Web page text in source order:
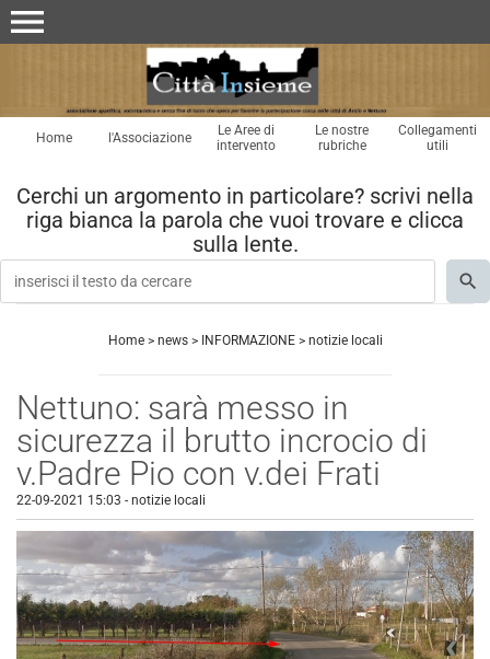
menu
Home l'Associazione
Le Aree di
intervento
Le nostre
rubriche
Collegamenti
utili
Cerchi un argomento in particolare? scrivi nella
riga bianca la parola che vuoi trovare e clicca
sulla lente.
Home> news> INFORMAZIONE> notizie locali
Nettuno: sarà messo in
sicurezza il brutto incrocio di
v.Padre Pio con v.dei Frati
22-09-2021 15:03 - notizie locali